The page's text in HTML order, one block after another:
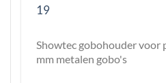
Showtec gobohouder voor
mm metalen gobo's